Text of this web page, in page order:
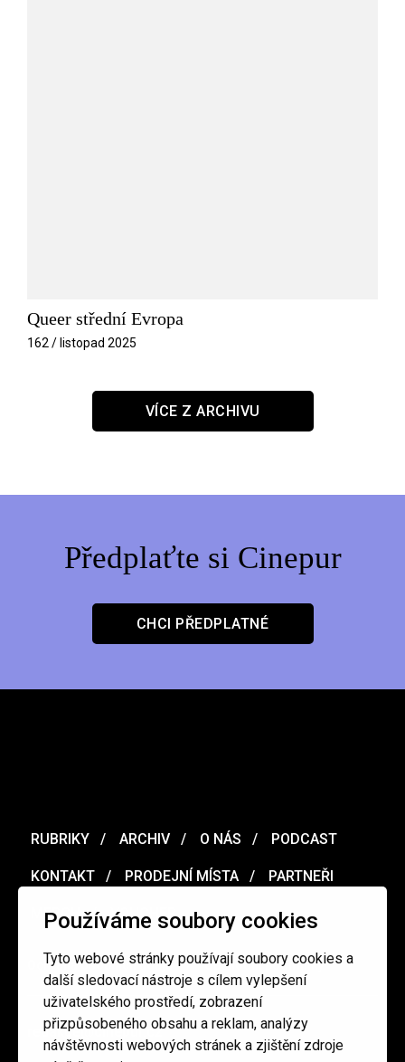
Používáme soubory cookies
Tyto webové stránky používají soubory cookies a
další sledovací nástroje s cílem vylepšení
uživatelského prostředí, zobrazení
přizpůsobeného obsahu a reklam, analýzy
návštěvnosti webových stránek a zjištění zdroje
Queer střední Evropa
162 / listopad 2025
VÍCE Z ARCHIVU
Předplaťte si Cinepur
CHCI PŘEDPLATNÉ
RUBRIKY ARCHIV O NÁS PODCAST
KONTAKT PRODEJNÍ MÍSTA PARTNEŘI
MERCH VOUCHER
Ochrana osobních údajů / Obchodní podmínky
redakce@cinepur.cz